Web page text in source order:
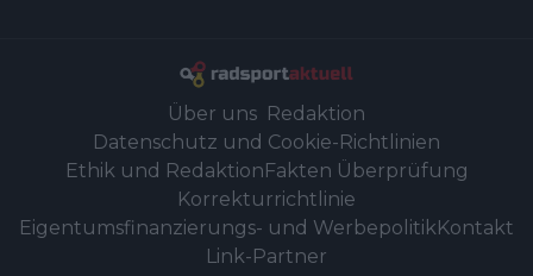
Über uns Redaktion
Datenschutz und Cookie-Richtlinien
Ethik und Redaktion Fakten Überprüfung
Korrekturrichtlinie
Eigentumsfinanzierungs- und WerbepolitikKontakt
Link-Partner